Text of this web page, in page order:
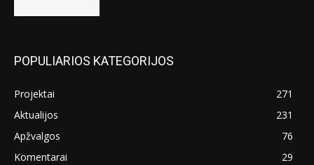
POPULIARIOS KATEGORIJOS
Projektai
271
Aktualijos
231
Apžvalgos
76
Komentarai
29